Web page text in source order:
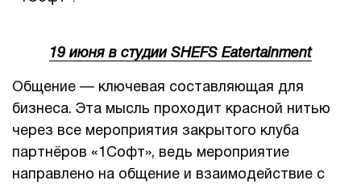
События
Сервисы для партнеров
19 июня в студии SHEFS Eatertainment
Общение — ключевая составляющая для
бизнеса. Эта мысль проходит красной нитью
через все мероприятия закрытого клуба
партнёров «1Софт», ведь мероприятие
направлено на общение и взаимодействие с